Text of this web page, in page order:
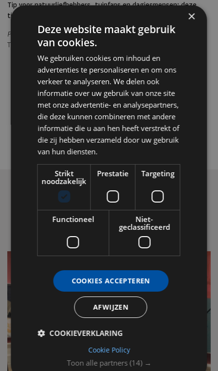
Tip voor natuurliefhebbers, tuinfans en dagjesmensen: deze
tijdelijke bloeiperiode is kort maar betoverend.
Paleis Soestdijk, woensdag t/m zondag, 11.00–17.00 uur
Tickets vanaf €10 via:paleissoestdijk.nl/agenda/soestdijk-in-bloei
LEES OOK
×
Deze website maakt gebruik
van cookies.
We gebruiken cookies om inhoud en
advertenties te personaliseren en om ons
verkeer te analyseren. We delen ook
informatie over uw gebruik van onze site
met onze advertentie- en analysepartners,
die deze kunnen combineren met andere
informatie die u aan hen heeft verstrekt of
die zij hebben verzameld door uw gebruik
van hun diensten.
Toon alle partners (14) →
Strikt
noodzakelijk
Prestatie Targeting
Functioneel
Niet-
geclassificeerd
COOKIES ACCEPTEREN
AFWIJZEN
COOKIEVERKLARING
Cookie Policy